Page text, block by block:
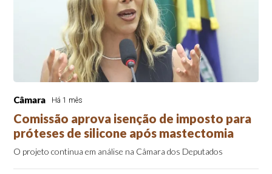
Câmara Há 1 mês
Comissão aprova isenção de imposto para
próteses de silicone após mastectomia
O projeto continua em análise na Câmara dos Deputados